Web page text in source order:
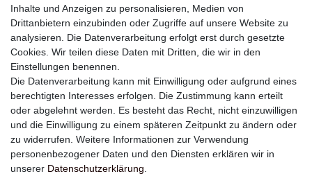
Newsletter
E-MAIL **
Einwilligung kann ich jederzeit widerrufen.**
Abonnieren
Inhalte und Anzeigen zu personalisieren, Medien von
Drittanbietern einzubinden oder Zugriffe auf unsere Website zu
analysieren. Die Datenverarbeitung erfolgt erst durch gesetzte
Cookies. Wir teilen diese Daten mit Dritten, die wir in den
Einstellungen benennen.
Die Datenverarbeitung kann mit Einwilligung oder aufgrund eines
berechtigten Interesses erfolgen. Die Zustimmung kann erteilt
oder abgelehnt werden. Es besteht das Recht, nicht einzuwilligen
und die Einwilligung zu einem späteren Zeitpunkt zu ändern oder
zu widerrufen. Weitere Informationen zur Verwendung
personenbezogener Daten und den Diensten erklären wir in
unserer Daten­schutz­erklärung